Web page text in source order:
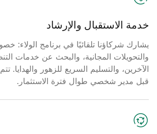
خدمة الاستقبال والإرشاد
يشارك شركاؤنا تلقائيًا في برنامج الولاء:
والتحويلات المجانية، والبحث عن خدمات
الآخرين، والتسليم السريع للزهور والهدايا.
قبل مدير شخصي طوال فترة الاستثمار.